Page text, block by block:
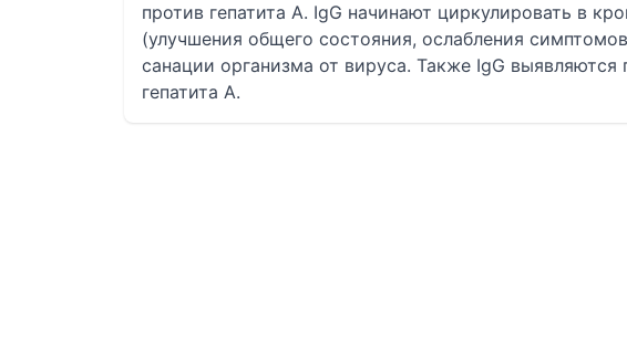
против гепатита А. IgG начинают циркулировать в
(улучшения общего состояния, ослабления
санации организма от вируса. Также IgG выявляются
гепатита А.